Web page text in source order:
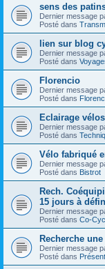
sens des
Dernier message
Posté dans
lien sur blog
Dernier message
Posté dans
Florencio
Dernier message
Posté dans
Eclairage vélos
Dernier message
Posté dans
Vélo fabriqué
Dernier message
Posté dans Bistrot
Rech.
15 jours à
Dernier message
Posté dans Co-
Recherche
Dernier message
Posté dans